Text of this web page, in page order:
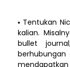
Tentukan
kalian.
bullet
mendapatkan